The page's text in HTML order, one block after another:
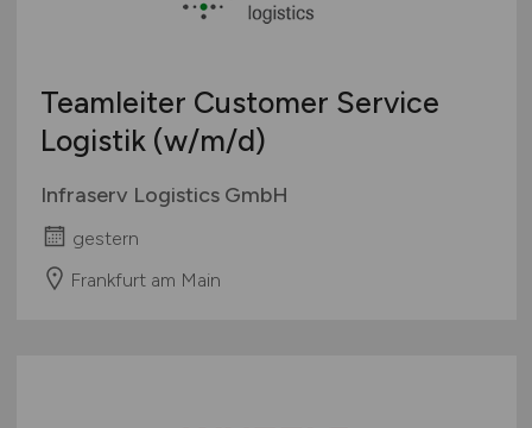
Teamleiter Customer Service
Logistik (w/m/d)
Infraserv Logistics GmbH
gestern
Frankfurt am Main